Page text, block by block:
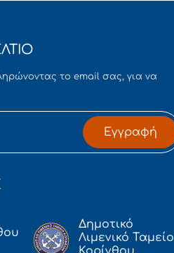
το email σας, για να
Εγγραφή
Δημοτικό
Λιμενικό Ταμείο